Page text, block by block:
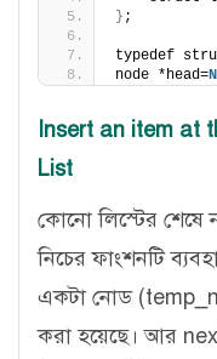
} ;
typedef
node *head=
Insert an item at
List
কোনো লিস্টের
নিচের ফাংশনটি
একটা নোড
করা হয়েছে। আর